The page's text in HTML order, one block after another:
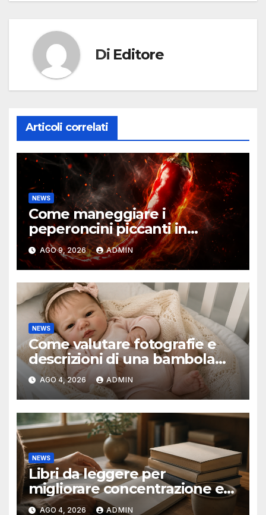
Di Editore
Articoli correlati
NEWS
Come maneggiare i
peperoncini piccanti in
sicurezza
AGO 9, 2026 ADMIN
NEWS
Come valutare fotografie e
descrizioni di una bambola
reborn
AGO 4, 2026 ADMIN
NEWS
Libri da leggere per
migliorare concentrazione e
produttività
AGO 4, 2026 ADMIN